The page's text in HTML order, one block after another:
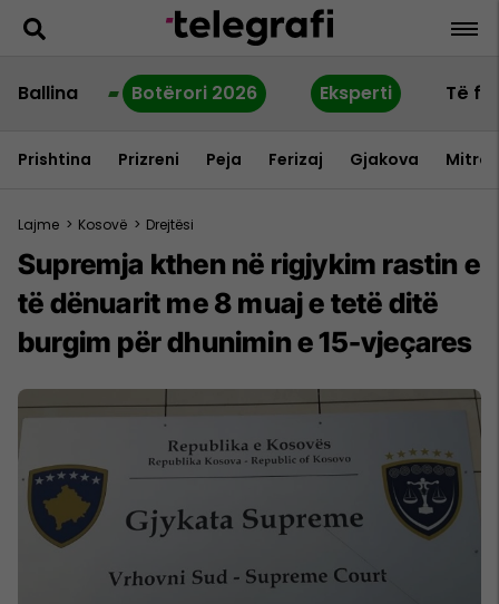
Ballina Botërori 2026 Eksperti Të
Prishtina Prizreni Peja Ferizaj Gjakova
Lajme > Kosovë > Drejtësi
Supremja kthen në rigjykim rastin e
të dënuarit me 8 muaj e tetë ditë
burgim për dhunimin e 15-vjeçares